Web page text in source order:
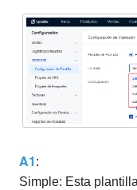
A1 :
Simple: Esta